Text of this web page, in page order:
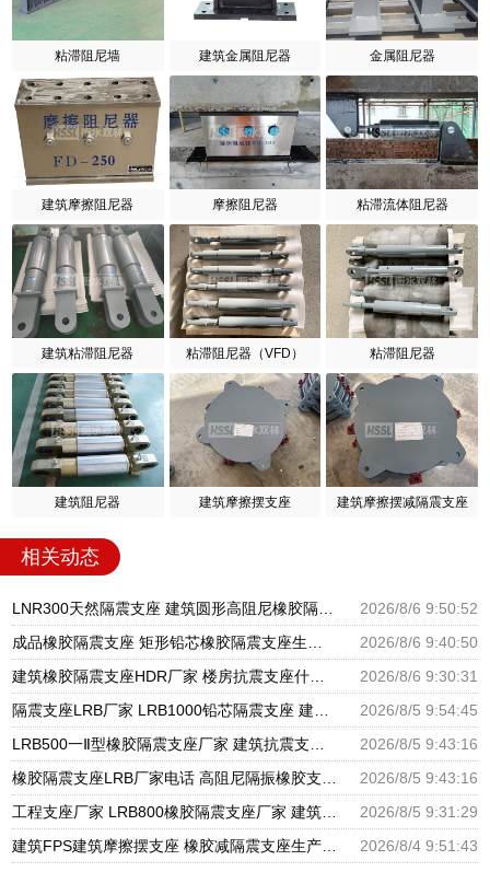
粘滞阻尼墙 建筑金属阻尼器 金属阻尼器
建筑摩擦阻尼器 摩擦阻尼器 粘滞流体阻尼器
建筑粘滞阻尼器 粘滞阻尼器（VFD） 粘滞阻尼器
建筑阻尼器 建筑摩擦摆支座 建筑摩擦摆减隔震支座
相关动态
2026/8/6 9:50:52
2026/8/6 9:40:50
2026/8/6 9:30:31
2026/8/5 9:54:45
2026/8/5 9:43:16
2026/8/5 9:43:16
2026/8/5 9:31:29
2026/8/4 9:51:43